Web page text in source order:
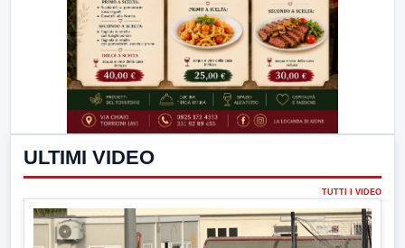
ULTIMI VIDEO
TUTTI I VIDEO